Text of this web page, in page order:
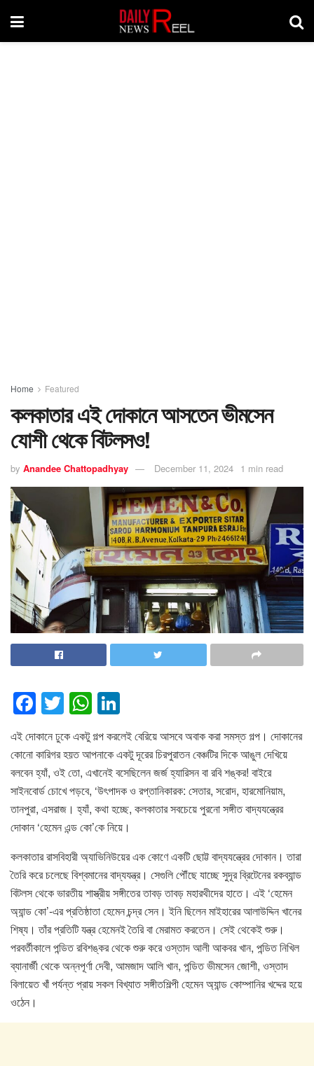
Home Featured
কলকাতার এই দোকানে আসতেন ভীমসেন
যোশী থেকে বিটলসও!
by Anandee Chattopadhyay December 11, 2024 1 min read
F
a
c
e
b
o
o
k
T
wi
tt
er
W
h
at
s
A
p
p
n
k
e
dI
n
এই দোকানে ঢুকে একটু গল্প করলেই বেরিয়ে আসবে অবাক করা সমস্ত গল্প। দোকানের
কোনো কারিগর হয়ত আপনাকে একটু দূরের চিরপুরাতন বেঞ্চটির দিকে আঙুল দেখিয়ে
বলবেন হ্যাঁ, ওই তো, এখানেই বসেছিলেন জর্জ হ্যারিসন বা রবি শঙ্কর! বাইরে
সাইনবোর্ড চোখে পড়বে, ‘উৎপাদক ও রপ্তানিকারক: সেতার, সরোদ, হারমোনিয়াম,
তানপুরা, এসরাজ। হ্যাঁ, কথা হচ্ছে, কলকাতার সবচেয়ে পুরনো সঙ্গীত বাদ্যযন্ত্রের
দোকান ‘হেমেন এন্ড কো’কে নিয়ে।
কলকাতার রাসবিহারী অ্যাভিনিউয়ের এক কোণে একটি ছোট্ট বাদ্যযন্ত্রের দোকান। তারা
তৈরি করে চলেছে বিশ্বমানের বাদ্যযন্ত্র। সেগুলি পৌঁছে যাচ্ছে সুদূর ব্রিটেনের রকব্যান্ড
বিটলস থেকে ভারতীয় শাস্ত্রীয় সঙ্গীতের তাবড় তাবড় মহারথীদের হাতে। এই ‘হেমেন
অ্যান্ড কো’-এর প্রতিষ্ঠাতা হেমেন চন্দ্র সেন। ইনি ছিলেন মাইহারের আলাউদ্দিন খানের
শিষ্য। তাঁর প্রতিটি যন্ত্র হেমেনই তৈরি বা মেরামত করতেন। সেই থেকেই শুরু।
পরবর্তীকালে পন্ডিত রবিশঙ্কর থেকে শুরু করে ওস্তাদ আলী আকবর খান, পন্ডিত নিখিল
ব্যানার্জী থেকে অন্নপূর্ণা দেবী, আমজাদ আলি খান, পন্ডিত ভীমসেন জোশী, ওস্তাদ
বিলায়েত খাঁ পর্যন্ত প্রায় সকল বিখ্যাত সঙ্গীতশিল্পী হেমেন অ্যান্ড কোম্পানির খদ্দের হয়ে
ওঠেন।